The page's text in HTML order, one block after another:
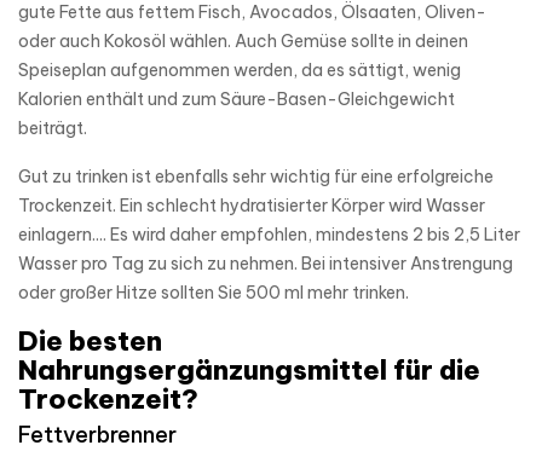
gute Fette aus fettem Fisch, Avocados, Ölsaaten, Oliven-
oder auch Kokosöl wählen. Auch Gemüse sollte in deinen
Speiseplan aufgenommen werden, da es sättigt, wenig
Kalorien enthält und zum Säure-Basen-Gleichgewicht
beiträgt.
Gut zu trinken ist ebenfalls sehr wichtig für eine erfolgreiche
Trockenzeit. Ein schlecht hydratisierter Körper wird Wasser
einlagern.... Es wird daher empfohlen, mindestens 2 bis 2,5 Liter
Wasser pro Tag zu sich zu nehmen. Bei intensiver Anstrengung
oder großer Hitze sollten Sie 500 ml mehr trinken.
Die besten
Nahrungsergänzungsmittel für die
Trockenzeit?
Fettverbrenner